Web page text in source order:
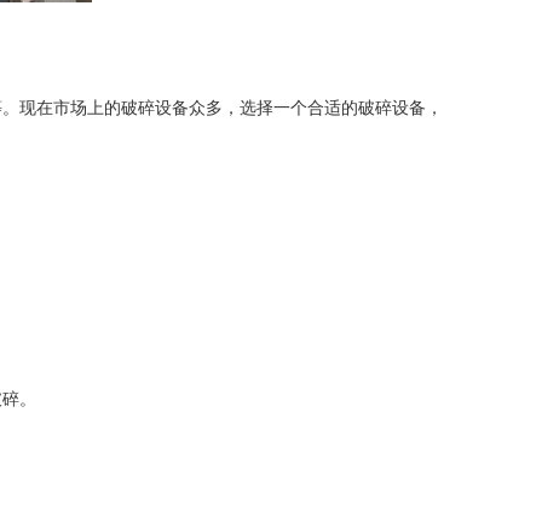
现在市场上的破碎设备众多，选择一个合适的破碎设备，
。